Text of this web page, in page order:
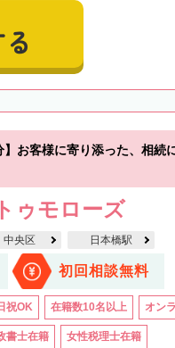
】お客様に寄り添った、相続
ゥモローズ
中央区 日本橋駅
初回相談無料
祝OK 在籍数10名以上 オン
書士在籍 女性税理士在籍